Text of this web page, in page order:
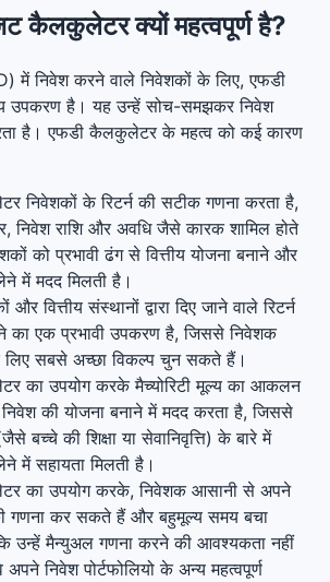
कैलकुलेटर क्यों महत्वपूर्ण है?
में निवेश करने वाले निवेशकों के लिए, एफडी
है। यह उन्हें सोच-समझकर निवेश
है। एफडी कैलकुलेटर के महत्व को कई कारण
निवेशकों के रिटर्न की सटीक गणना करता है,
निवेश राशि और अवधि जैसे कारक शामिल होते
को प्रभावी ढंग से वित्तीय योजना बनाने और
में मदद मिलती है।
और वित्तीय संस्थानों द्वारा दिए जाने वाले रिटर्न
का एक प्रभावी उपकरण है, जिससे निवेशक
सबसे अच्छा विकल्प चुन सकते हैं।
का उपयोग करके मैच्योरिटी मूल्य का आकलन
की योजना बनाने में मदद करता है, जिससे
(जैसे बच्चे की शिक्षा या सेवानिवृत्ति) के बारे में
में सहायता मिलती है।
का उपयोग करके, निवेशक आसानी से अपने
गणना कर सकते हैं और बहुमूल्य समय बचा
उन्हें मैन्युअल गणना करने की आवश्यकता नहीं
निवेश पोर्टफोलियो के अन्य महत्वपूर्ण